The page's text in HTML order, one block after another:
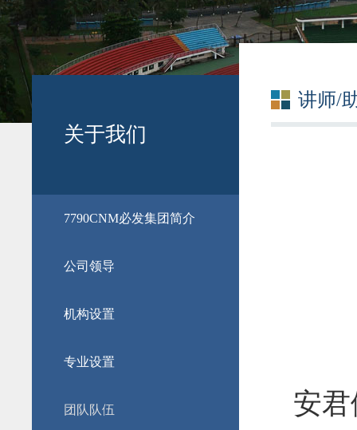
关于我们
​7790CNM必发集团简介
公司领导
机构设置
专业设置
团队队伍
讲师/
安